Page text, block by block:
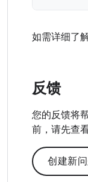
如需详细了
反馈
您的反馈将
前，请先查
创建新